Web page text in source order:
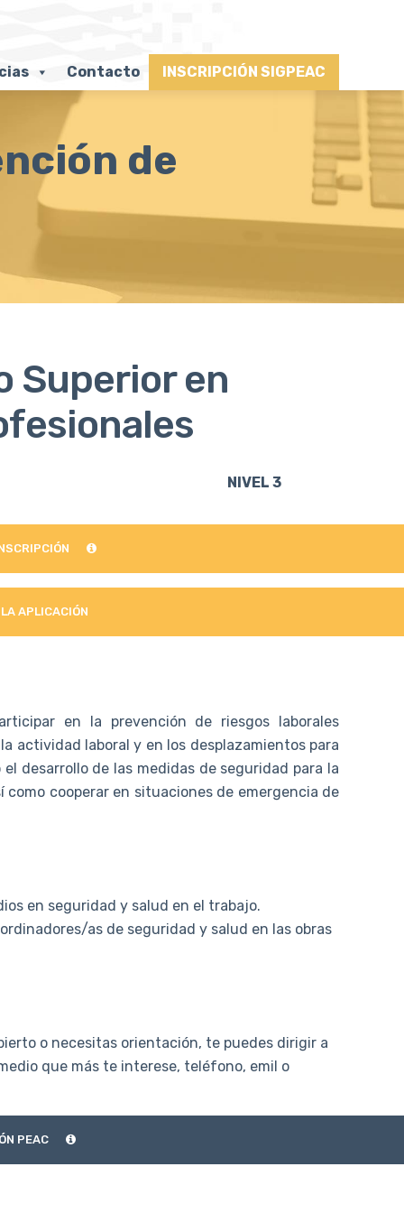
Contacto INSCRIPCIÓN SIGPEAC
de
Superior en
NIVEL 3
APLICACIÓN
en la prevención de riesgos laborales
actividad laboral y en los desplazamientos para
desarrollo de las medidas de seguridad para la
cooperar en situaciones de emergencia de
en seguridad y salud en el trabajo.
as de seguridad y salud en las obras
o necesitas orientación, te puedes dirigir a
que más te interese, teléfono, emil o
PEAC